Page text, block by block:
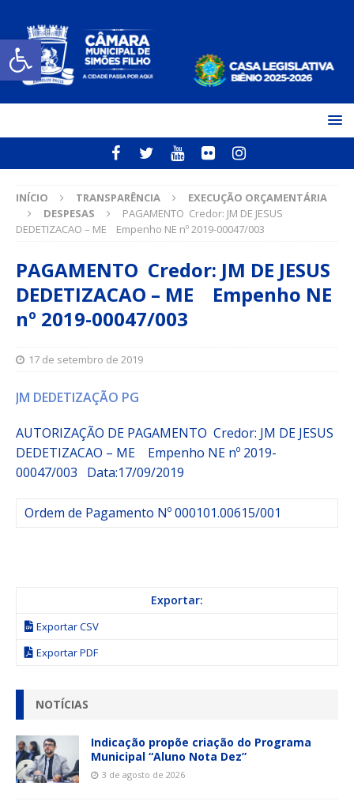
Open toolbar
INÍCIO TRANSPARÊNCIA
EXECUÇÃO ORÇAMENTÁRIA
DESPESAS
PAGAMENTO Credor: JM DE JESUS
DEDETIZACAO – ME Empenho NE nº 2019-00047/003
PAGAMENTO Credor: JM DE JESUS
DEDETIZACAO – ME Empenho NE
nº 2019-00047/003
17 de setembro de 2019
JM DEDETIZAÇÃO PG
AUTORIZAÇÃO DE PAGAMENTO Credor: JM DE JESUS
DEDETIZACAO – ME Empenho NE nº 2019-
00047/003 Data:17/09/2019
Ordem de Pagamento Nº 000101.00615/001
Exportar:
Exportar CSV
Exportar PDF
NOTÍCIAS
Indicação propõe criação do Programa
Municipal “Aluno Nota Dez”
3 de agosto de 2026